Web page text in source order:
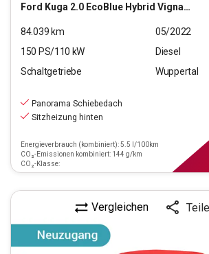
Ford Kuga 2.0 EcoBlue Hybrid Vignale Start/Stopp (EURO
84.039 km
05/2022
150 PS/110 kW
Diesel
Schaltgetriebe
Wuppertal
Panorama Schiebedach
Sitzheizung hinten
Energieverbrauch (kombiniert): 5.5 l/100km
CO₂-Emissionen kombiniert: 144 g/km
CO₂-Klasse:
Vergleichen